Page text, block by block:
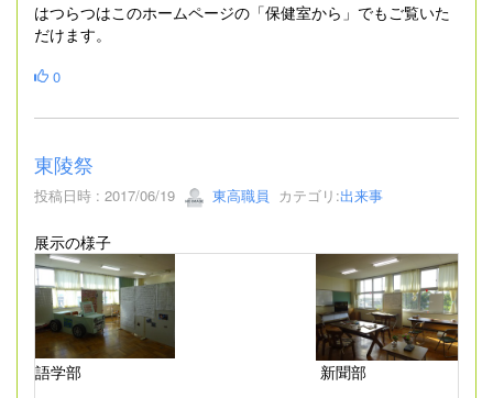
はつらつはこのホームページの「保健室から」でもご覧いた
だけます。
0
東陵祭
投稿日時 : 2017/06/19 東高職員 カテゴリ:出来事
展示の様子
語学部 新聞部